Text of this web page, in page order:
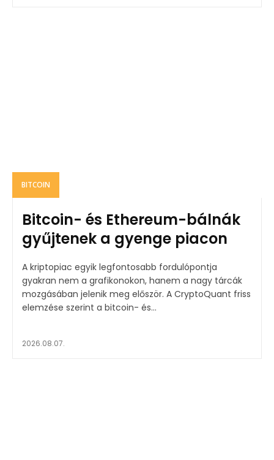
BITCOIN
Bitcoin- és Ethereum-bálnák
gyűjtenek a gyenge piacon
A kriptopiac egyik legfontosabb fordulópontja
gyakran nem a grafikonokon, hanem a nagy tárcák
mozgásában jelenik meg először. A CryptoQuant friss
elemzése szerint a bitcoin- és...
2026.08.07.